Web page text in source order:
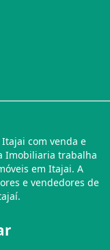
com venda e
Imobiliaria trabalha
em Itajai. A
e vendedores de